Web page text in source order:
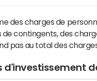
des charges de
de contingents, des
pas au total des
d'investissement